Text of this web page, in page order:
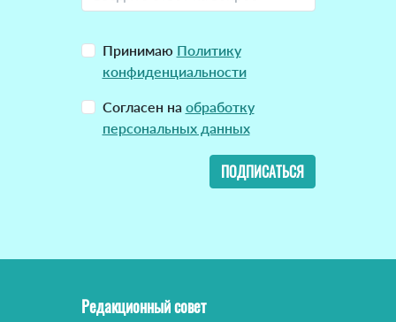
Принимаю Политику
конфиденциальности
Согласен на обработку
персональных данных
ПОДПИСАТЬСЯ
Редакционный совет